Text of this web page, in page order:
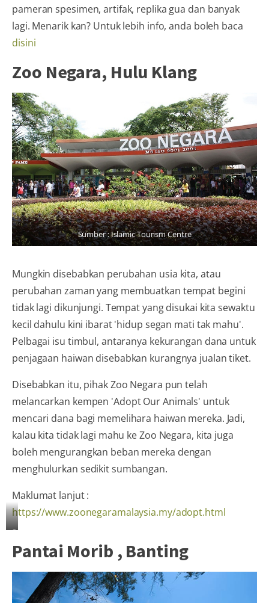
pameran spesimen, artifak, replika gua dan banyak
lagi. Menarik kan? Untuk lebih info, anda boleh baca
disini
Zoo Negara, Hulu Klang
Sumber : Islamic Tourism Centre
Mungkin disebabkan perubahan usia kita, atau
perubahan zaman yang membuatkan tempat begini
tidak lagi dikunjungi. Tempat yang disukai kita sewaktu
kecil dahulu kini ibarat 'hidup segan mati tak mahu'.
Pelbagai isu timbul, antaranya kekurangan dana untuk
penjagaan haiwan disebabkan kurangnya jualan tiket.
Disebabkan itu, pihak Zoo Negara pun telah
melancarkan kempen 'Adopt Our Animals' untuk
mencari dana bagi memelihara haiwan mereka. Jadi,
kalau kita tidak lagi mahu ke Zoo Negara, kita juga
boleh mengurangkan beban mereka dengan
menghulurkan sedikit sumbangan.
Maklumat lanjut :
https://www.zoonegaramalaysia.my/adopt.html
Sumber
:
Zoo
Negara
Pantai Morib , Banting